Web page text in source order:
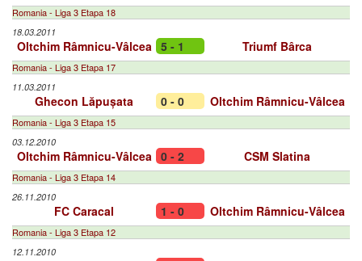
Romania - Liga 3 Etapa 18
18.03.2011
Oltchim Râmnicu-Vâlcea 5 - 1 Triumf Bârca
Romania - Liga 3 Etapa 17
11.03.2011
Ghecon Lăpușata 0 - 0 Oltchim Râmnicu-Vâlcea
Romania - Liga 3 Etapa 15
03.12.2010
Oltchim Râmnicu-Vâlcea 0 - 2 CSM Slatina
Romania - Liga 3 Etapa 14
26.11.2010
FC Caracal 1 - 0 Oltchim Râmnicu-Vâlcea
Romania - Liga 3 Etapa 12
12.11.2010